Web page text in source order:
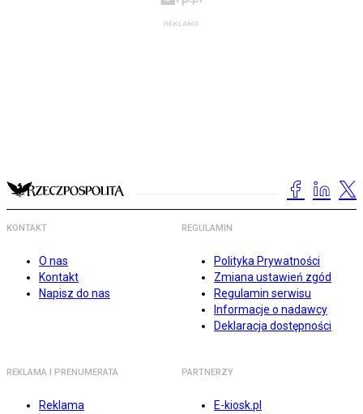
KONTAKT
O nas
Kontakt
Napisz do nas
REGULAMIN
Polityka Prywatności
Zmiana ustawień zgód
Regulamin serwisu
Informacje o nadawcy
Deklaracja dostępności
REKLAMA I PRENUMERATA
Reklama
PARTNERZY
E-kiosk.pl